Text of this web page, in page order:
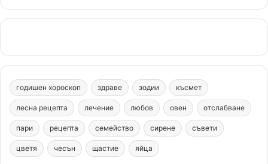
a
e
b
o
o
k
i
t
e
r
e
s
o
T
u
b
e
n
t
a
g
r
k
c
m
годишен хороскоп здраве зодии късмет
лесна рецепта лечение любов овен отслабване
пари рецепта семейство сирене съвети
цветя чесън щастие яйца